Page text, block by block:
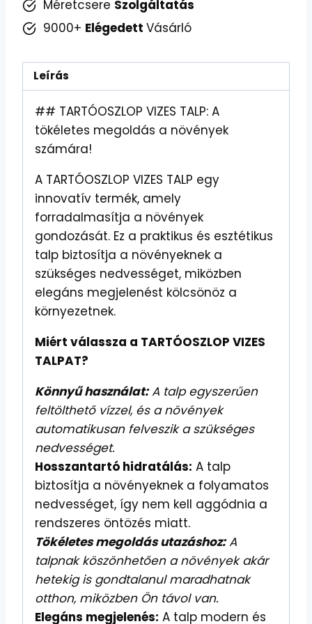
Méretcsere Szolgáltatás
9000+ Elégedett Vásárló
Leírás
## TARTÓOSZLOP VIZES TALP: A
tökéletes megoldás a növények
számára!
A TARTÓOSZLOP VIZES TALP egy
innovatív termék, amely
forradalmasítja a növények
gondozását. Ez a praktikus és esztétikus
talp biztosítja a növényeknek a
szükséges nedvességet, miközben
elegáns megjelenést kölcsönöz a
környezetnek.
Miért válassza a TARTÓOSZLOP VIZES
TALPAT?
Könnyű használat:A talp egyszerűen
feltölthető vízzel, és a növények
automatikusan felveszik a szükséges
nedvességet.
Hosszantartó hidratálás: A talp
biztosítja a növényeknek a folyamatos
nedvességet, így nem kell aggódnia a
rendszeres öntözés miatt.
Tökéletes megoldás utazáshoz:A
talpnak köszönhetően a növények akár
hetekig is gondtalanul maradhatnak
otthon, miközben Ön távol van.
Elegáns megjelenés: A talp modern és